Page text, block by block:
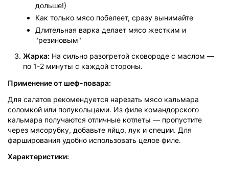
дольше!)
Как только мясо побелеет, сразу вынимайте
Длительная варка делает мясо жестким и
"резиновым"
Жарка: На сильно разогретой сковороде с маслом —
по 1-2 минуты с каждой стороны.
Применение от шеф-повара:
Для салатов рекомендуется нарезать мясо кальмара
соломкой или полукольцами. Из филе командорского
кальмара получаются отличные котлеты — пропустите
через мясорубку, добавьте яйцо, лук и специи. Для
фарширования удобно использовать целое филе.
Характеристики: